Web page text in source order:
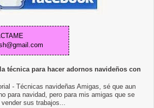
técnica para hacer adornos navideños con
- Técnicas navideñas Amigas, sé que aun
para navidad, pero para mis amigas que se
sus trabajos...